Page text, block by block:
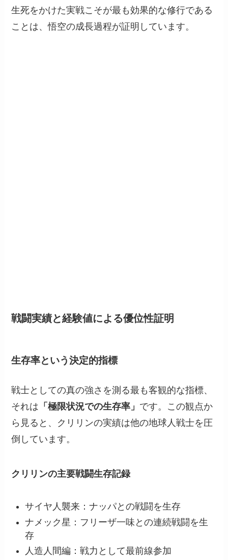
生死をかけた実戦こそが最も効果的な修行である
ことは、悟空の成長過程が証明しています。
戦闘実績と経験値による優位性証明
生存率という決定的指標
戦士としての真の強さを測る最も客観的な指標、
それは 「極限状況での生存率」 です。この観点か
ら見ると、クリリンの実績は他の地球人戦士を圧
倒しています。
クリリンの主要戦闘生存記録
サイヤ人襲来：ナッパとの戦闘を生存
ナメック星：フリーザ一味との連続戦闘を生
存
人造人間編：戦力として最前線参加